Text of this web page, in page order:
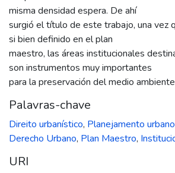
misma densidad espera. De ahí
surgió el título de este trabajo, una vez
si bien definido en el plan
maestro, las áreas institucionales
son instrumentos muy importantes
para la preservación del medio
Palavras-chave
Direito urbanístico, Planejamento urbano
Derecho Urbano, Plan Maestro,
URI